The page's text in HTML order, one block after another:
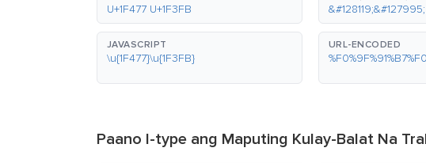
U+1F477 U+1F3FB &#128119;&#127995;
JAVASCRIPT
\u{1F477}\u{1F3FB}
URL-ENCODED
Paano I-type ang Maputing Kulay-Balat Na